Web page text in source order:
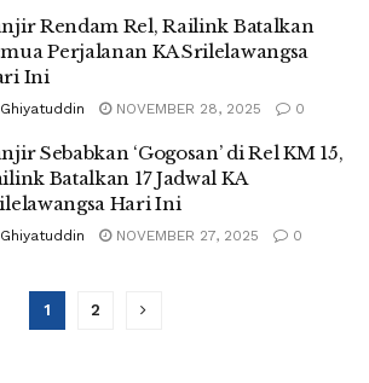
Rendam Rel, Railink Batalkan
Perjalanan KA Srilelawangsa
Ini
Ghiyatuddin NOVEMBER 28, 2025 0
Sebabkan ‘Gogosan’ di Rel KM 15,
Batalkan 17 Jadwal KA
Hari Ini
Ghiyatuddin NOVEMBER 27, 2025 0
1 2